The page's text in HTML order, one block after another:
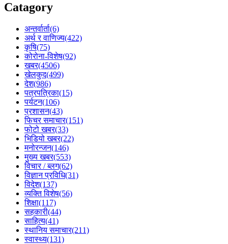
Catagory
अन्तर्वार्ता(6)
अर्थ र वाणिज्य(422)
कृषि(75)
कोरोना-विशेष(92)
खबर(4506)
खेलकुद(499)
देश(986)
पत्रपत्रिका(15)
पर्यटन(106)
प्रशासन(43)
फिचर समाचार(151)
फोटो खबर(33)
भिडियो खबर(22)
मनोरन्जन(146)
मुख्य खबर(553)
विचार / ब्लग(62)
विज्ञान प्रविधि(31)
विदेश(137)
व्यक्ति विशेष(56)
शिक्षा(117)
सहकारी(44)
साहित्य(41)
स्थानिय समाचार(211)
स्वास्थ्य(131)